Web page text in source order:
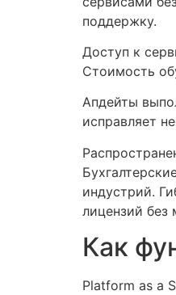
поддержку.
Доступ к
Стоимость
Апдейты
исправляет
индустрий.
лицензий
Как
Platform as a